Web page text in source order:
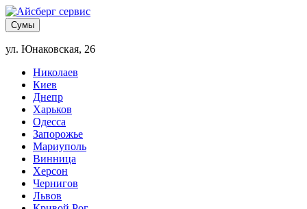
Сумы
ул. Юнаковская, 26
Николаев
Киев
Днепр
Харьков
Одесса
Запорожье
Мариуполь
Винница
Херсон
Чернигов
Львов